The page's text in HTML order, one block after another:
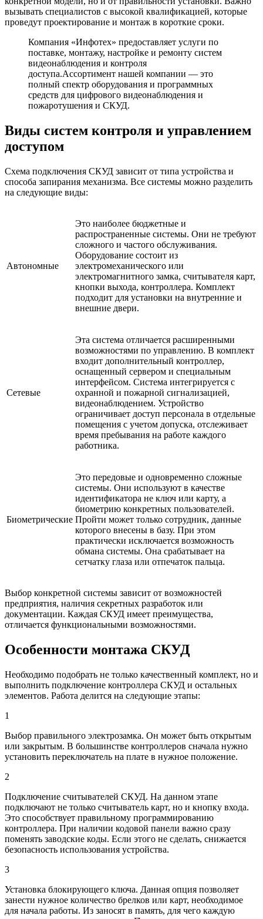
вызывать специалистов с высокой квалификацией, которые
проведут проектирование и монтаж в короткие сроки.
Компания «Инфотех» предоставляет услуги по
поставке, монтажу, настройке и ремонту систем
видеонаблюдения и контроля
доступа.Ассортимент нашей компании — это
полный спектр оборудования и программных
средств для цифрового видеонаблюдения и
пожаротушения и СКУД.
Виды систем контроля и управлением
доступом
Схема подключения СКУД зависит от типа устройства и
способа запирания механизма. Все системы можно разделить
на следующие виды:
Автономные
Это наиболее бюджетные и
распространенные системы. Они не требуют
сложного и частого обслуживания.
Оборудование состоит из
электромеханического или
электромагнитного замка, считывателя карт,
кнопки выхода, контроллера. Комплект
подходит для установки на внутренние и
внешние двери.
Сетевые
Эта система отличается расширенными
возможностями по управлению. В комплект
входит дополнительный контроллер,
оснащенный сервером и специальным
интерфейсом. Система интегрируется с
охранной и пожарной сигнализацией,
видеонаблюдением. Устройство
ограничивает доступ персонала в отдельные
помещения с учетом допуска, отслеживает
время пребывания на работе каждого
работника.
Биометрические
Это передовые и одновременно сложные
системы. Они используют в качестве
идентификатора не ключ или карту, а
биометрию конкретных пользователей.
Пройти может только сотрудник, данные
которого внесены в базу. При этом
практически исключается возможность
обмана системы. Она срабатывает на
сетчатку глаза или отпечаток пальца.
Выбор конкретной системы зависит от возможностей
предприятия, наличия секретных разработок или
документации. Каждая СКУД имеет преимущества,
отличается функциональными возможностями.
Особенности монтажа СКУД
Необходимо подобрать не только качественный комплект, но и
выполнить подключение контроллера СКУД и остальных
элементов. Работа делится на следующие этапы:
1
Выбор правильного электрозамка. Он может быть открытым
или закрытым. В большинстве контроллеров сначала нужно
установить переключатель на плате в нужное положение.
2
Подключение считывателей СКУД. На данном этапе
подключают не только считыватель карт, но и кнопку входа.
Это способствует правильному программированию
контроллера. При наличии кодовой панели важно сразу
поменять заводские коды. Если этого не сделать, снижается
безопасность использования устройства.
3
Установка блокирующего ключа. Данная опция позволяет
занести нужное количество брелков или карт, необходимое
для начала работы. Из заносят в память, для чего каждую